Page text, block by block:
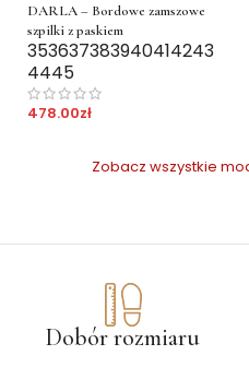
DARLA – Bordowe zamszowe
szpilki z paskiem
353637383940414243
4445
478.00zł
Zobacz wszystkie
Dobór rozmiaru